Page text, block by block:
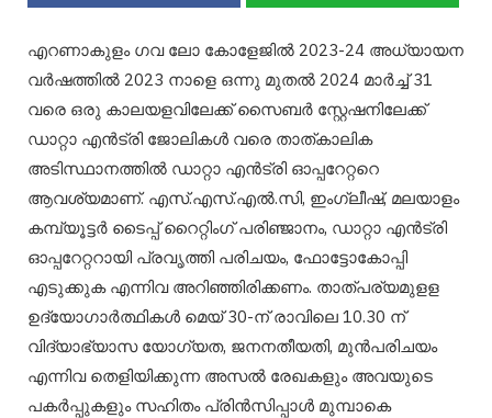
എറണാകുളം ഗവ ലോ കോളേജിൽ 2023-24 അധ്യായന
വർഷത്തിൽ 2023 നാളെ ഒന്നു മുതൽ 2024 മാർച്ച് 31
വരെ ഒരു കാലയളവിലേക്ക് സൈബർ സ്റ്റേഷനിലേക്ക്
ഡാറ്റാ എൻട്രി ജോലികൾ വരെ താത്കാലിക
അടിസ്ഥാനത്തിൽ ഡാറ്റാ എൻട്രി ഓപ്പറേറ്ററെ
ആവശ്യമാണ്. എസ്.എസ്.എൽ.സി, ഇംഗ്ലീഷ്, മലയാളം
കമ്പ്യൂട്ടർ ടൈപ്പ് റൈറ്റിംഗ് പരിഞ്ജാനം, ഡാറ്റാ എൻട്രി
ഓപ്പറേറ്ററായി പ്രവൃത്തി പരിചയം, ഫോട്ടോകോപ്പി
എടുക്കുക എന്നിവ അറിഞ്ഞിരിക്കണം. താത്പര്യമുളള
ഉദ്യോഗാർത്ഥികൾ മെയ് 30-ന് രാവിലെ 10.30 ന്
വിദ്യാഭ്യാസ യോഗ്യത, ജനനതീയതി, മുൻപരിചയം
എന്നിവ തെളിയിക്കുന്ന അസൽ രേഖകളും അവയുടെ
പകർപ്പുകളും സഹിതം പ്രിൻസിപ്പാൾ മുമ്പാകെ